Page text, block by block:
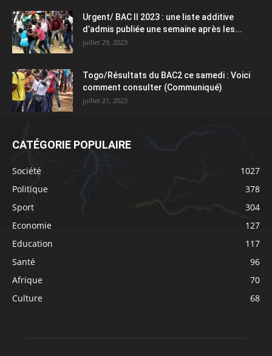
Urgent/ BAC II 2023 : une liste additive
d’admis publiée une semaine après les...
juillet 29, 2023
Togo/Résultats du BAC2 ce samedi : Voici
comment consulter (Communiqué)
juillet 21, 2023
CATÉGORIE POPULAIRE
Société
1027
Politique
378
Sport
304
Economie
127
Education
117
Santé
96
Afrique
70
Culture
68